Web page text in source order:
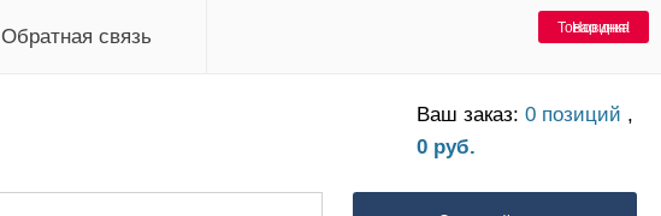
Обратная связь
Ваш заказ: 0 позиций ,
0 руб.
Товар дня!
Новинка